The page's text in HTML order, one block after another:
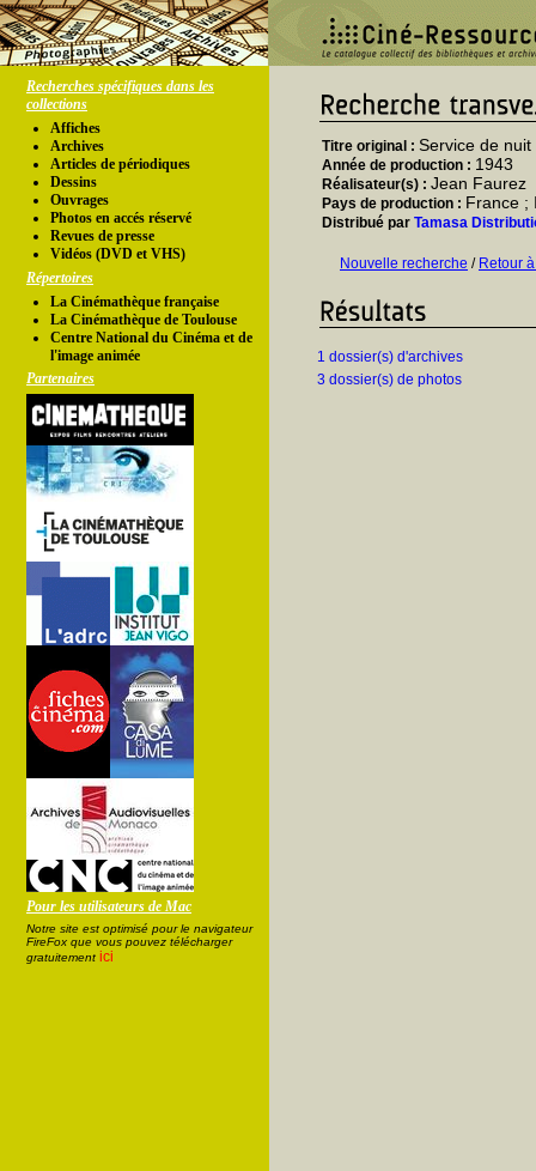
Recherches spécifiques dans les
collections
Affiches
Archives
Articles de périodiques
Dessins
Ouvrages
Photos en accés réservé
Revues de presse
Vidéos (DVD et VHS)
Répertoires
La Cinémathèque française
La Cinémathèque de Toulouse
Centre National du Cinéma et de
l'image animée
Partenaires
Pour les utilisateurs de Mac
Notre site est optimisé pour le navigateur
FireFox que vous pouvez télécharger
gratuitement ici
Titre original : Service de nuit
Année de production : 1943
Réalisateur(s) : Jean Faurez
Pays de production : France ;
Distribué par Tamasa
Nouvelle recherche / Retour
1 dossier(s) d'archives
3 dossier(s) de photos